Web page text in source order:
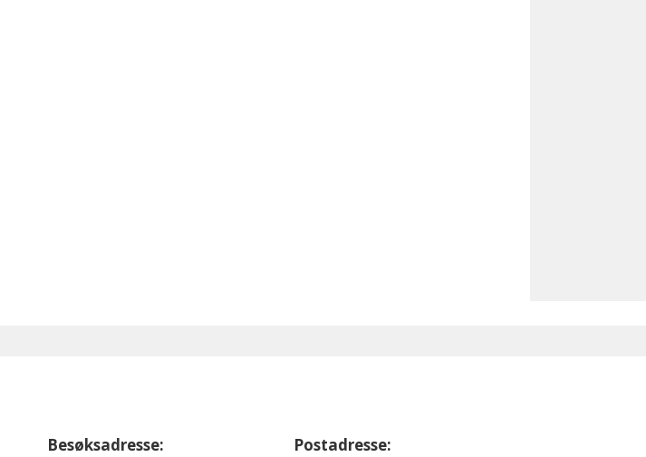
Besøksadresse:
Postadresse: